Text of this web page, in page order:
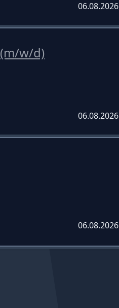
06.08.2026
(m/w/d)
06.08.2026
06.08.2026